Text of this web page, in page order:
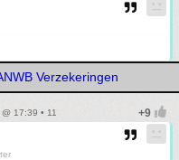
Verzekeringen
17:39 • 11